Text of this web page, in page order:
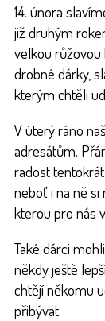
14. února
již druhým
velkou růžovou
drobné dárky,
kterým chtěli
V úterý ráno
adresátům.
radost
neboť i na ně si
kterou pro nás
Také dárci
někdy ještě
chtějí někomu
přibývat.